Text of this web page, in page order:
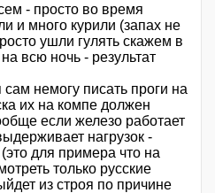
- просто во время
и много курили (запах не
ушли гулять скажем в
всю ночь - результат
сам немогу писать проги на
их на компе должен
если железо работает
нагрузок -
для примера что на
только русские
из строя по причине